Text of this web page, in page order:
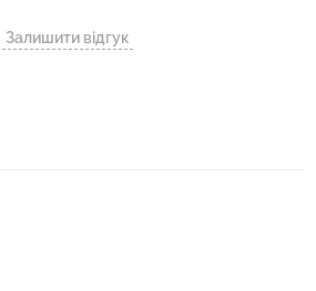
Залишити відгук